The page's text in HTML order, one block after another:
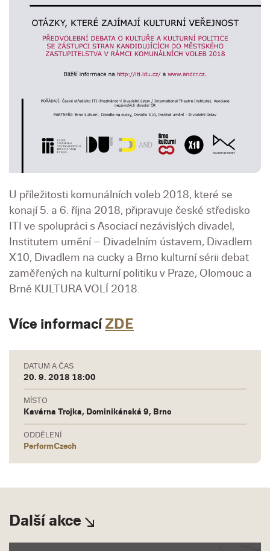
U příležitosti komunálních voleb 2018, které se
konají 5. a 6. října 2018, připravuje české středisko
ITI ve spolupráci s Asociací nezávislých divadel,
Institutem umění – Divadelním ústavem, Divadlem
X10, Divadlem na cucky a Brno kulturní sérii debat
zaměřených na kulturní politiku v Praze, Olomouc a
Brně KULTURA VOLÍ 2018.
Více informacíZDE
DATUM A ČAS
20. 9. 2018 18:00
MÍSTO
Kavárna Trojka, Dominikánská 9, Brno
ODDĚLENÍ
PerformCzech
Další akce